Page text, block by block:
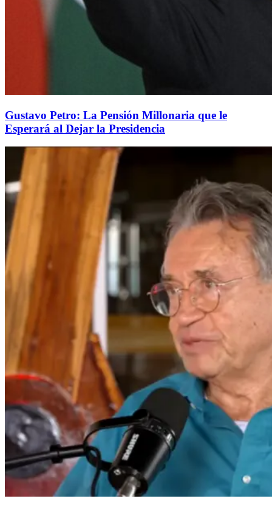
Gustavo Petro: La Pensión Millonaria que le
Esperará al Dejar la Presidencia